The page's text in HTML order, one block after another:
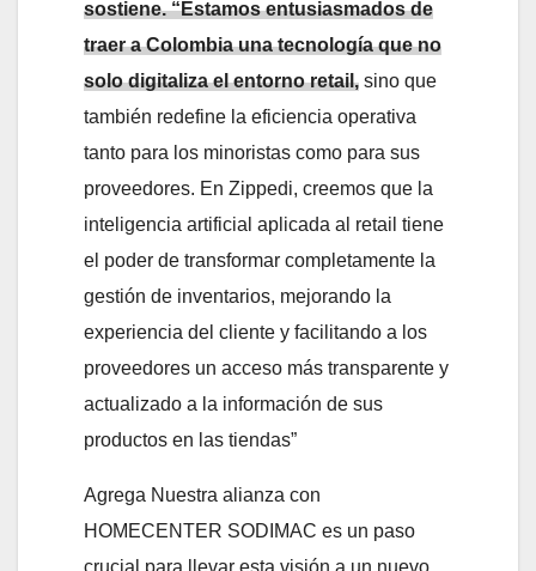
sostiene. “Estamos entusiasmados de
traer a Colombia una tecnología que no
solo digitaliza el entorno retail, sino que
también redefine la eficiencia operativa
tanto para los minoristas como para sus
proveedores. En Zippedi, creemos que la
inteligencia artificial aplicada al retail tiene
el poder de transformar completamente la
gestión de inventarios, mejorando la
experiencia del cliente y facilitando a los
proveedores un acceso más transparente y
actualizado a la información de sus
productos en las tiendas”
Agrega Nuestra alianza con
HOMECENTER SODIMAC es un paso
crucial para llevar esta visión a un nuevo